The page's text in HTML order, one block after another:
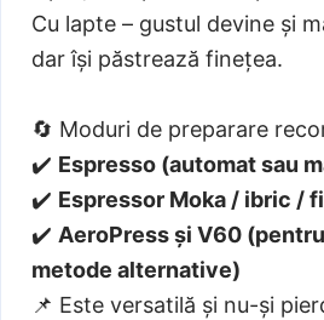
Cu lapte – gustul devine și
dar își păstrează finețea.
🔄 Moduri de preparare
✔️ Espresso (automat sau
✔️ Espressor Moka / ibric /
✔️ AeroPress și V60
metode alternative)
📌 Este versatilă și nu-și